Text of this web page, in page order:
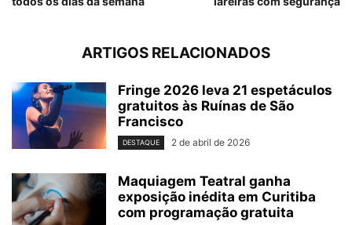
ARTIGOS RELACIONADOS
Fringe 2026 leva 21 espetáculos
gratuitos às Ruínas de São
Francisco
DESTAQUE 2 de abril de 2026
Maquiagem Teatral ganha
exposição inédita em Curitiba
com programação gratuita